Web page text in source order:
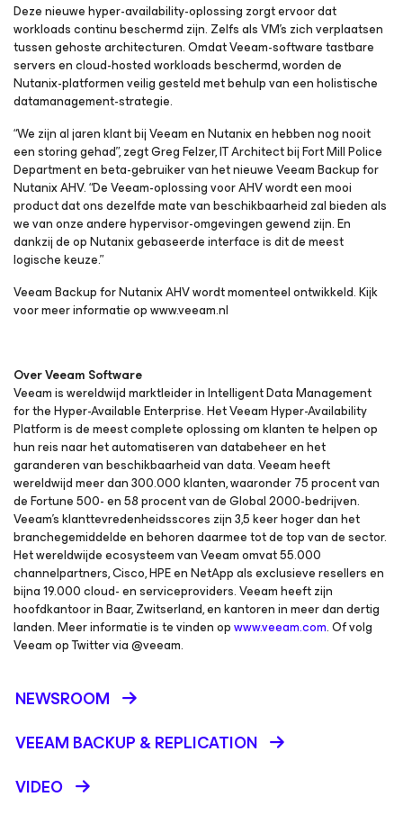
Deze nieuwe hyper-availability-oplossing zorgt ervoor dat
workloads continu beschermd zijn. Zelfs als VM’s zich verplaatsen
tussen gehoste architecturen. Omdat Veeam-software tastbare
servers en cloud-hosted workloads beschermd, worden de
Nutanix-platformen veilig gesteld met behulp van een holistische
datamanagement-strategie.
“We zijn al jaren klant bij Veeam en Nutanix en hebben nog nooit
een storing gehad”, zegt Greg Felzer, IT Architect bij Fort Mill Police
Department en beta-gebruiker van het nieuwe Veeam Backupfor
Nutanix AHV.“De Veeam-oplossing voor AHV wordt een mooi
product dat ons dezelfde mate van beschikbaarheid zal bieden als
we van onze andere hypervisor-omgevingen gewend zijn. En
dankzij de op Nutanix gebaseerde interface is dit de meest
logische keuze.”
Veeam Backup for Nutanix AHV wordt momenteel ontwikkeld. Kijk
voor meer informatie op www.veeam.nl
Over Veeam Software
Veeam is wereldwijd marktleider inIntelligent Data Management
for the Hyper-Available Enterprise. Het Veeam Hyper-Availability
Platform is de meest complete oplossing om klanten te helpen op
hun reis naar het automatiseren van databeheer en het
garanderen van beschikbaarheid van data. Veeam heeft
wereldwijd meer dan 300.000 klanten, waaronder 75 procent van
de Fortune 500- en 58 procent van de Global 2000-bedrijven.
Veeam’s klanttevredenheidsscores zijn 3,5 keer hoger dan het
branchegemiddelde en behoren daarmee tot de top van de sector.
Het wereldwijde ecosysteem van Veeam omvat 55.000
channelpartners, Cisco, HPE en NetApp als exclusieve resellers en
bijna 19.000 cloud- en serviceproviders. Veeam heeft zijn
hoofdkantoor in Baar, Zwitserland, en kantoren in meer dan dertig
landen. Meer informatie is te vinden opwww.veeam.com. Of volg
Veeam op Twitter via @veeam.
NEWSROOM
VEEAM BACKUP &REPLICATION
VIDEO